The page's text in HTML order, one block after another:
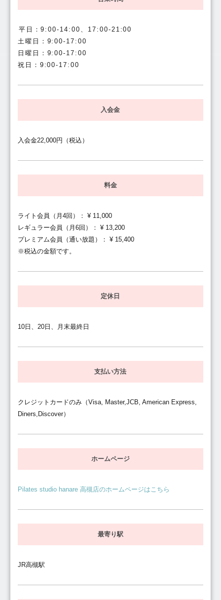
平日：9:00-14:00、17:00-21:00
土曜日：9:00-17:00
日曜日：9:00-17:00
祝日：9:00-17:00
入会金
入会金22,000円（税込）
料金
ライト会員（月4回）： ¥ 11,000
レギュラー会員（月6回）： ¥ 13,200
プレミアム会員（通い放題）： ¥ 15,400
※税込の金額です。
定休日
10日、20日、月末最終日
支払い方法
クレジットカードのみ（Visa, Master,JCB, American Express,
Diners,Discover）
ホームページ
Pilates studio hanare 高槻店のホームページはこちら
最寄り駅
JR高槻駅